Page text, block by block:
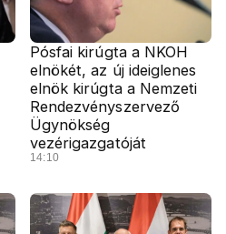
Pósfai kirúgta a NKOH
elnökét, az új ideiglenes
elnök kirúgta a Nemzeti
Rendezvényszervező
Ügynökség
vezérigazgatóját
14:10